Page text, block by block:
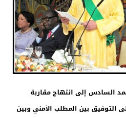
السادس إلى انتهاج مقاربة
التوفيق بين المطلب الأمني وبين